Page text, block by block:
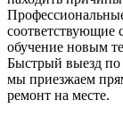
соответствующие
обучение новым
Быстрый выезд по
мы приезжаем
ремонт на месте.